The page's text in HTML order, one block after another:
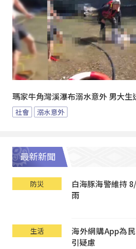
瑪家牛角灣溪瀑布溺水意外 男大生
社會 溺水意外
最新新聞
防災
白海豚海警維持
雨
生活
海外網購App為
引疑慮